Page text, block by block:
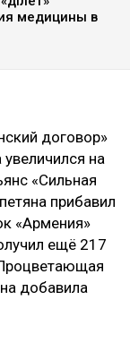
медицины в
договор»
на
«Сильная
прибавил
«Армения»
ещё 217
добавила